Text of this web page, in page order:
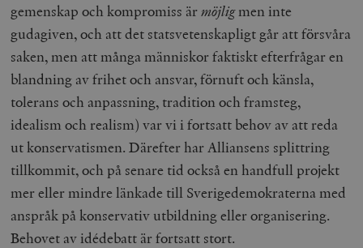
gemenskap och kompromiss ärmöjligmen inte
gudagiven, och att det statsvetenskapligt går att försvåra
saken, men att många människor faktiskt efterfrågar en
blandning av frihet och ansvar, förnuft och känsla,
tolerans och anpassning, tradition och framsteg,
idealism och realism) var vi i fortsatt behov av att reda
ut konservatismen. Därefter har Alliansens splittring
tillkommit, och på senare tid också en handfull projekt
mer eller mindre länkade till Sverigedemokraterna med
anspråk på konservativ utbildning eller organisering.
Behovet av idédebatt är fortsatt stort.